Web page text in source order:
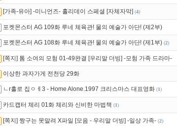
[가족-유아] -미니언즈- 홀리데이 스페셜 [자체자막] (4)
포켓몬스터 AG 109화 루네 체육관! 물의 예술가 아단! (제2부)
포켓몬스터 AG 108화 루네 체육관! 물의 예술가 아단! (제1부) (2)
[쪽지] 톰 소여의 모험 01-49완결 [우리말 더빙] -모험 가족 드라마-
이상한 과자가게 전천당 29화
ㄴr홀로 집ㅇㅔ3 - Home Alone.1997 크리스마스 대표영화 (1)
카드캡터 체리 01화 체리와 신비한 마법책 (1)
[쪽지] 짱구는 못말려 X파일 [모음 - 우리말 더빙] -일상 가족- (2)